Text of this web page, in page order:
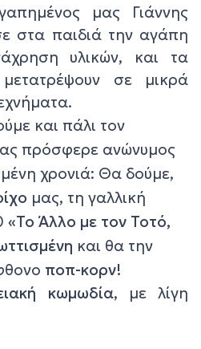
μας Γιάννης
στα παιδιά την αγάπη
υλικών, και τα
σε μικρά
και πάλι τον
πρόσφερε ανώνυμος
χρονιά: Θα δούμε,
μας, τη γαλλική
«Το Άλλο με τον Τοτό,
και θα την
ποπ-κορν!
κωμωδία, με λίγη